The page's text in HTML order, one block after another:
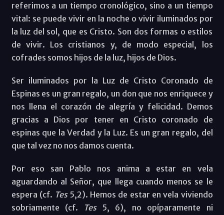
referimos a un tiempo cronológico, sino a un tiempo
vital: se puede vivir en la noche o vivir iluminados por
la luz del sol, que es Cristo. Son dos formas o estilos
de vivir. Los cristianos y, de modo especial, los
cofrades somos hijos de la luz, hijos de Dios.
Ser iluminados por la Luz de Cristo Coronado de
Espinas es un gran regalo, un don que nos enriquece y
nos llena el corazón de alegría y felicidad. Demos
gracias a Dios por tener en Cristo coronado de
espinas que la Verdad y la Luz. Es un gran regalo, del
que tal vez no nos damos cuenta.
Por eso san Pablo nos anima a estar en vela
aguardando al Señor, que llega cuando menos se le
espera (cf. Tes5,2). Hemos de estar en vela viviendo
sobriamente (cf.
Tes5, 6), no opíparamente ni